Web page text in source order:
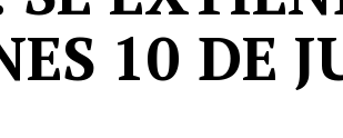
10 DE